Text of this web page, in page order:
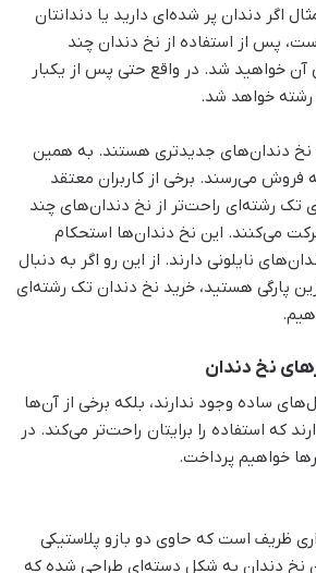
اگر دندان پر شده‌ای دارید یا دندانتان
پس از استفاده از نخ دندان چند
آن خواهید شد. در واقع حتی پس از یکبار
رشته خواهد شد.
دندان‌های جدیدتری هستند. به همین
فروش می‌رسند. برخی از کاربران معتقد
تک رشته‌ای راحت‌تر از نخ دندان‌های چند
می‌کنند. این نخ دندان‌ها استحکام
نایلونی دارند. از این رو اگر به دنبال
پارگی هستید، خرید نخ دندان تک رشته‌ای
نخ دندان
ساده وجود ندارند، بلکه برخی از آن‌ها
که استفاده را برایتان راحت‌تر می‌کند. در
خواهیم پرداخت.
ظریف است که حاوی دو بازو پلاستیکی
نخ دندان به شکل دسته‌ای طراحی شده که